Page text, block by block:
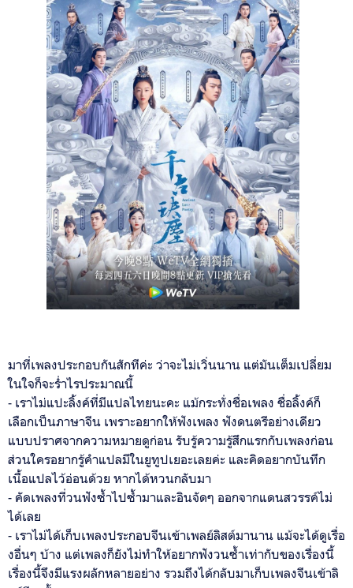
มาที่เพลงประกอบกันสักทีค่ะ ว่าจะไม่เวิ่นนาน แต่มันเต็มเปลี่ยม
ในใจก็จะร่ำไรประมาณนี้
- เราไม่แปะลิ้งค์ที่มีแปลไทยนะคะ แม้กระทั่งชื่อเพลง ชื่อลิ้งค์ก็
เลือกเป็นภาษาจีน เพราะอยากให้ฟังเพลง ฟังดนตรีอย่างเดียว
แบบปราศจากความหมายดูก่อน รับรู้ความรู้สึกแรกกับเพลงก่อน
ส่วนใครอยากรู้คำแปลมีในยูทูปเยอะเลยค่ะ และคิดอยากบันทึก
เนื้อแปลไว้อ่อนด้วย หากได้หวนกลับมา
- คัดเพลงที่วนฟังซ้ำไปซ้ำมาและอินจัดๆ ออกจากแดนสวรรค์ไม่
ได้เลย
- เราไม่ได้เก็บเพลงประกอบจีนเข้าเพลย์ลิสต์มานาน แม้จะได้ดูเรื่อ
งอื่นๆ บ้าง แต่เพลงก็ยังไม่ทำให้อยากฟังวนซ้ำเท่ากับของเรื่องนี้
เรื่องนี้จึงมีแรงผลักหลายอย่าง รวมถึงได้กลับมาเก็บเพลงจีนเข้าลิ